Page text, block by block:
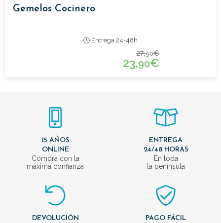
Gemelos Cocinero
Entrega 24-48h
27,90€
23,90€
15 AÑOS
ONLINE
Compra con la
máxima confianza
ENTREGA
24/48 HORAS
En toda
la península
DEVOLUCIÓN
PAGO FÁCIL